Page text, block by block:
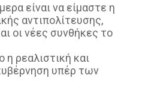
είναι να είμαστε η
αντιπολίτευσης,
οι νέες συνθήκες το
η ρεαλιστική και
υπέρ των